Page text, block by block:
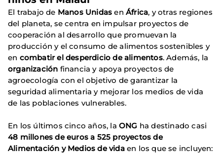
El trabajo de Manos Unidas enÁfrica, y otras regiones
del planeta, se centra en impulsar proyectos de
cooperación al desarrollo que promuevan la
producción y el consumo de alimentos sostenibles y
en combatir el desperdicio de alimentos. Además, la
organización financia y apoya proyectos de
agroecología con el objetivo de garantizar la
seguridad alimentaria y mejorar los medios de vida
de las poblaciones vulnerables.
En los últimos cinco años, la ONG ha destinado casi
48 millones de euros a 525 proyectos de
Alimentación y Medios de vidaen los que se incluyen: